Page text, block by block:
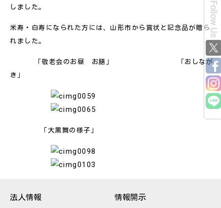
しました。
米寿・白寿になられた方には、山形市から賞状と記念品が贈ら
れました。
「敬老会のお昼 お膳」 「おしなが
き」
「大黒舞の様子」
法人情報 情報開示
Follow Us